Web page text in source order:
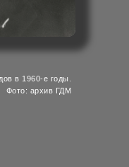
в 1960-е годы.
Фото: архив ГДМ
мир».